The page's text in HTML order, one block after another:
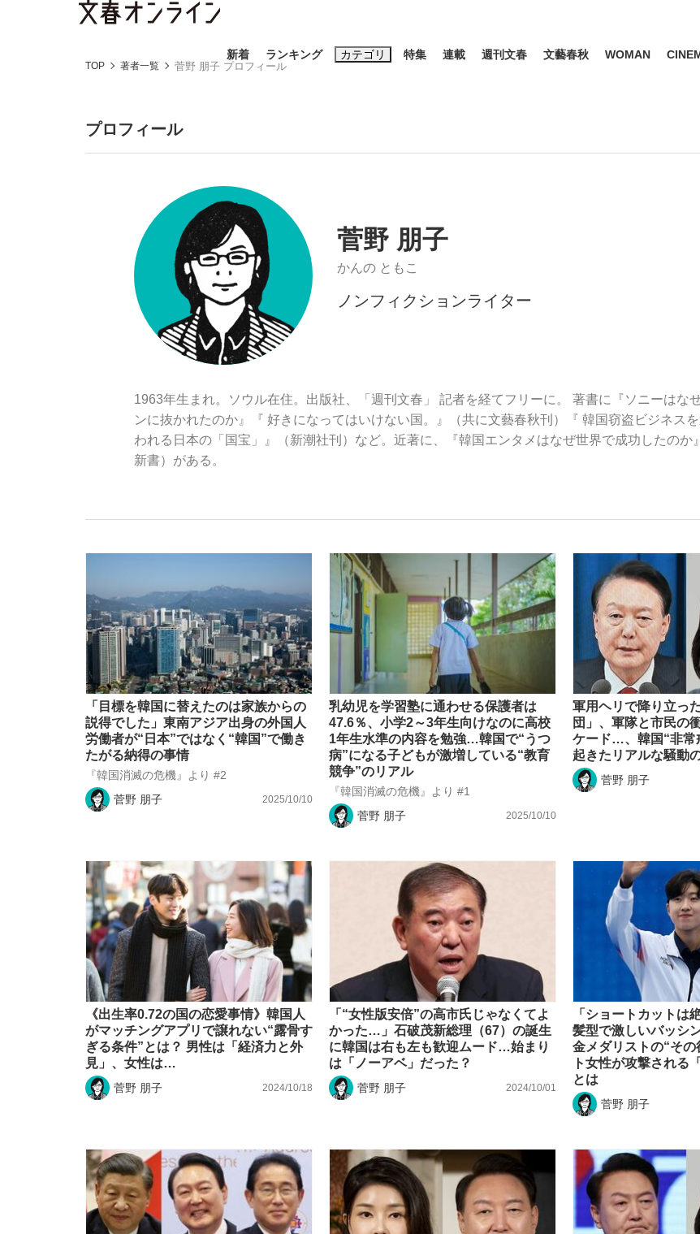
新着 ランキング カテゴリ
「90%は失敗する。でも…」本田圭佑が初めて明かした日本代表監督に... 「最悪の空気のま
「クマが悪者扱いさ
「目標達成できなかったからと言って…」サッカー日本代表・森保一監督...
もっと見る
特集
終戦から81年
観る将棋、読む将棋
いまさら聞けない資産運用のすべて
もっと見る
連載 週刊文春 文藝春秋 WOMAN
おすすめのキーワードタグ一覧
#玉木雄一郎
#亀和田武
TOP 著者一覧 菅野 朋子 プロフィール
プロフィール
菅野 朋子
かんの ともこ
ノンフィクションライター
1963年生まれ。ソウル在住。出版社、「週刊文春」 記者を経てフリーに。 著書に『ソニーはな
ンに抜かれたのか』『 好きになってはいけない国。』（共に文藝春秋刊）『 韓国窃盗ビジネス
われる日本の「国宝」』（新潮社刊）など。近著に、『韓国エンタメはなぜ世界で成功したのか
新書） がある。
「目標を韓国に替えたのは家族からの
説得でした」東南アジア出身の外国人
労働者が“日本”ではなく“韓国”で働き
たがる納得の事情
『韓国消滅の危機』より #2
菅野 朋子
2025/10/10
乳幼児を学習塾に通わせる保護者は
47.6％、小学2～3年生向けなのに高校
1年生水準の内容を勉強…韓国で“うつ
病”になる子どもが激増している“教育
競争”のリアル
『韓国消滅の危機』より #1
菅野 朋子
2025/10/10
軍用ヘリで降り立っ
団」、軍隊と市民の
ケード…、韓国“非常
起きたリアルな騒動
菅野 朋子
《出生率0.72の国の恋愛事情》韓国人
がマッチングアプリで譲れない“露骨す
ぎる条件”とは？ 男性は「経済力と外
見」、女性は…
菅野 朋子 2024/10/18
「“女性版安倍”の高市氏じゃなくてよ
かった…」石破茂新総理（67）の誕生
に韓国は右も左も歓迎ムード…始まり
は「ノーアベ」だった？
菅野 朋子 2024/10/01
「ショートカットは
髪型で激しいバッシ
金メダリストの“そ
ト女性が攻撃される
とは
菅野 朋子